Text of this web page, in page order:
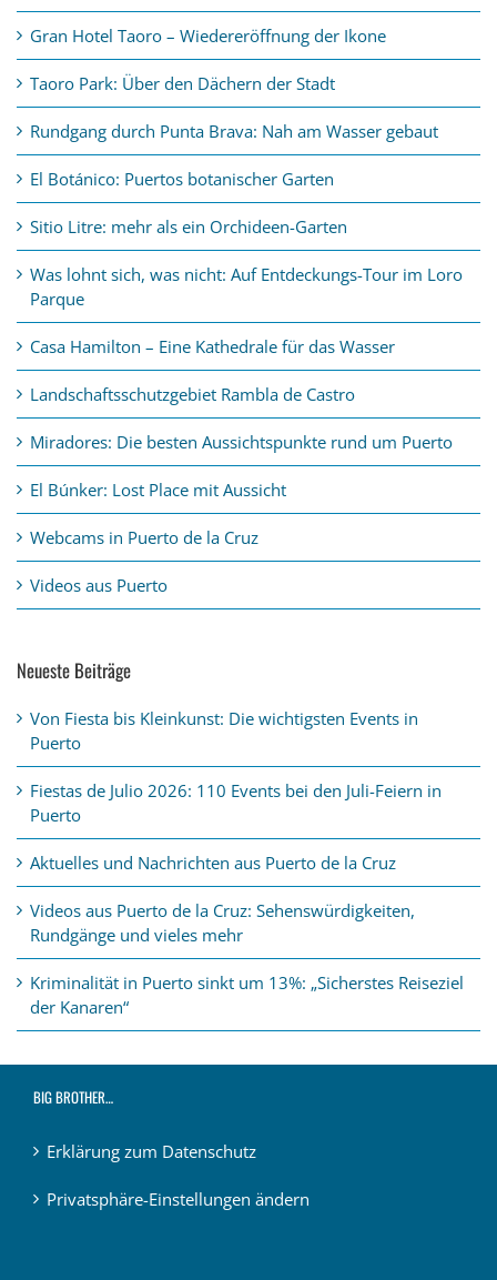
Gran Hotel Taoro – Wiedereröffnung der Ikone
Taoro Park: Über den Dächern der Stadt
Rundgang durch Punta Brava: Nah am Wasser gebaut
El Botánico: Puertos botanischer Garten
Sitio Litre: mehr als ein Orchideen-Garten
Was lohnt sich, was nicht: Auf Entdeckungs-Tour im Loro
Parque
Casa Hamilton – Eine Kathedrale für das Wasser
Landschaftsschutzgebiet Rambla de Castro
Miradores: Die besten Aussichtspunkte rund um Puerto
El Búnker: Lost Place mit Aussicht
Webcams in Puerto de la Cruz
Videos aus Puerto
Neueste Beiträge
Von Fiesta bis Kleinkunst: Die wichtigsten Events in
Puerto
Fiestas de Julio 2026: 110 Events bei den Juli-Feiern in
Puerto
Aktuelles und Nachrichten aus Puerto de la Cruz
Videos aus Puerto de la Cruz: Sehenswürdigkeiten,
Rundgänge und vieles mehr
Kriminalität in Puerto sinkt um 13%: „Sicherstes Reiseziel
der Kanaren“
BIG BROTHER…
Erklärung zum Datenschutz
Privatsphäre-Einstellungen ändern